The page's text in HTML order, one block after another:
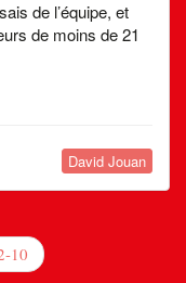
de l’équipe, et
de moins de 21
David Jouan
10